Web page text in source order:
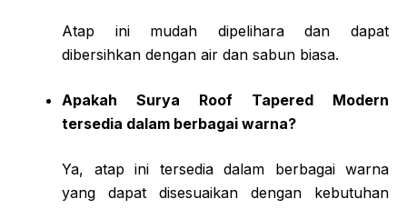
Atap ini mudah dipelihara dan dapat
dibersihkan dengan air dan sabun biasa.
Apakah Surya Roof Tapered Modern
tersedia dalam berbagai warna?
Ya, atap ini tersedia dalam berbagai warna
yang dapat disesuaikan dengan kebutuhan